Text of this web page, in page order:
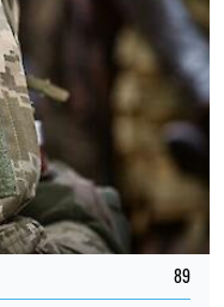
11
по Нікополю:
загинув